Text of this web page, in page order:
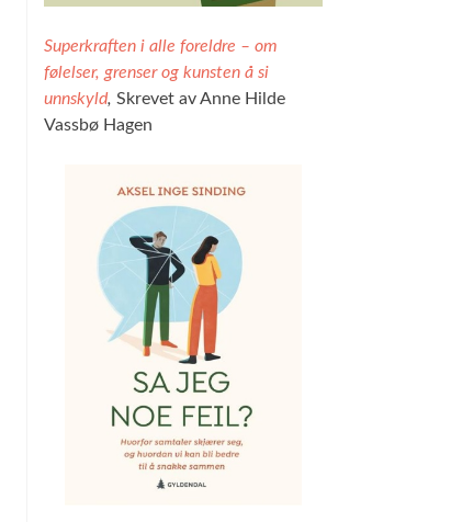
Superkraften i alle foreldre – om
følelser, grenser og kunsten å si
unnskyld, Skrevet av Anne Hilde
Vassbø Hagen